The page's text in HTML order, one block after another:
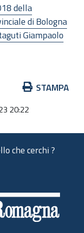
della
di Bologna
Giampaolo
STAMPA
20:22
che cerchi ?